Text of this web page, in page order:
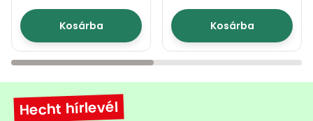
Kosárba Kosárba
Hecht hírlevél